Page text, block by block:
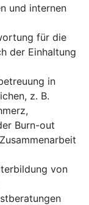
und internen
für die
der Einhaltung
in
z. B.
Burn-out
von